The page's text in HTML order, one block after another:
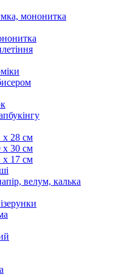
мононитка
х 28 см
х 30 см
х 17 см
велум, калька